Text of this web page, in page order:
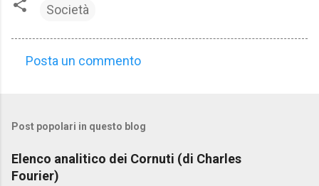
Società
m
e
n
Posta un commento
Post popolari in questo blog
Elenco analitico dei Cornuti (di Charles
Fourier)